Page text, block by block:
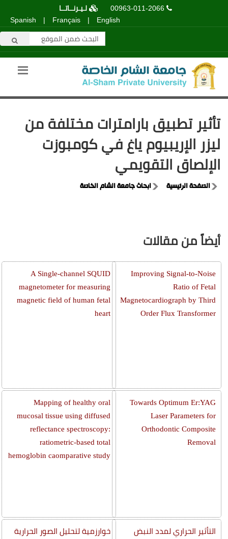
00963-011-2066
لـيـرنــاتــا
English
|
Français
|
Spanish
تأثير تطبيق بارامترات مختلفة من
ليزر الإريبيوم ياغ في كومبوزت
الإلصاق التقويمي
الصفحة الرئيسية ابحاث جامعة الشام الخاصة
أيضاً من مقالات
Improving Signal-to-Noise
Ratio of Fetal
Magnetocardiograph by Third
Order Flux Transformer
Towards Optimum Er:YAG
Laser Parameters for
Orthodontic Composite
Removal
التأثير الحراري لمدد النبض
A Single-channel SQUID
magnetometer for measuring
magnetic field of human fetal
heart
Mapping of healthy oral
mucosal tissue using diffused
reflectance spectroscopy:
ratiometric-based total
hemoglobin caomparative study
خوارزمية لتحليل الصور الحرارية